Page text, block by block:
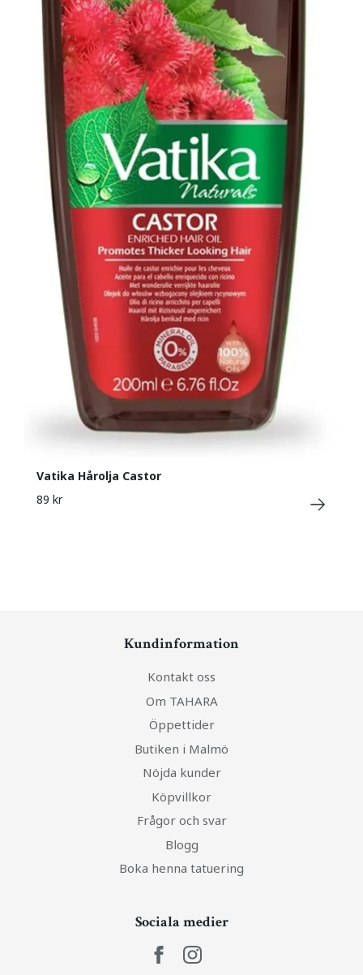
Vatika Hårolja Castor
89 kr
Kundinformation
Kontakt oss
Om TAHARA
Öppettider
Butiken i Malmö
Nöjda kunder
Köpvillkor
Frågor och svar
Blogg
Boka henna tatuering
Sociala medier